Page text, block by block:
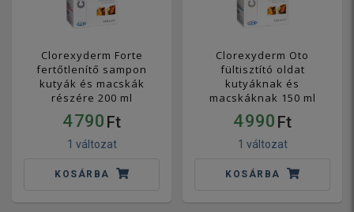
Clorexyderm Forte
fertőtlenítő sampon
kutyák és macskák
részére 200 ml
4 790 Ft
1 változat
KOSÁRBA
Clorexyderm Oto
fültisztító oldat
kutyáknak és
macskáknak 150 ml
4 990 Ft
1 változat
KOSÁRBA